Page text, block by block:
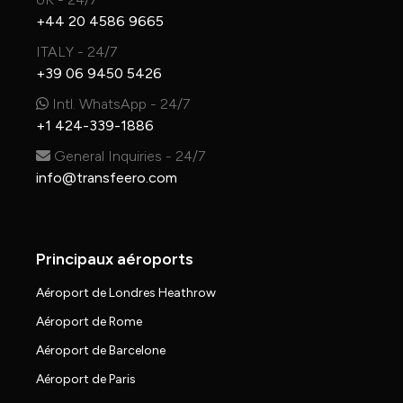
+44 20 4586 9665
ITALY - 24/7
+39 06 9450 5426
Intl. WhatsApp - 24/7
+1 424-339-1886
General Inquiries - 24/7
info@transfeero.com
Principaux aéroports
Aéroport de Londres Heathrow
Aéroport de Rome
Aéroport de Barcelone
Aéroport de Paris